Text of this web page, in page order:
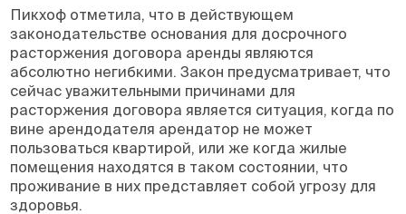
Пикхоф отметила, что в действующем
законодательстве основания для досрочного
расторжения договора аренды являются
абсолютно негибкими. Закон предусматривает, что
сейчас уважительными причинами для
расторжения договора является ситуация, когда по
вине арендодателя арендатор не может
пользоваться квартирой, или же когда жилые
помещения находятся в таком состоянии, что
проживание в них представляет собой угрозу для
здоровья.